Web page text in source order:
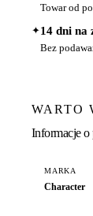
Towar od
✦14 dni na
Bez
WARTO
Informacje o
MARKA
Character